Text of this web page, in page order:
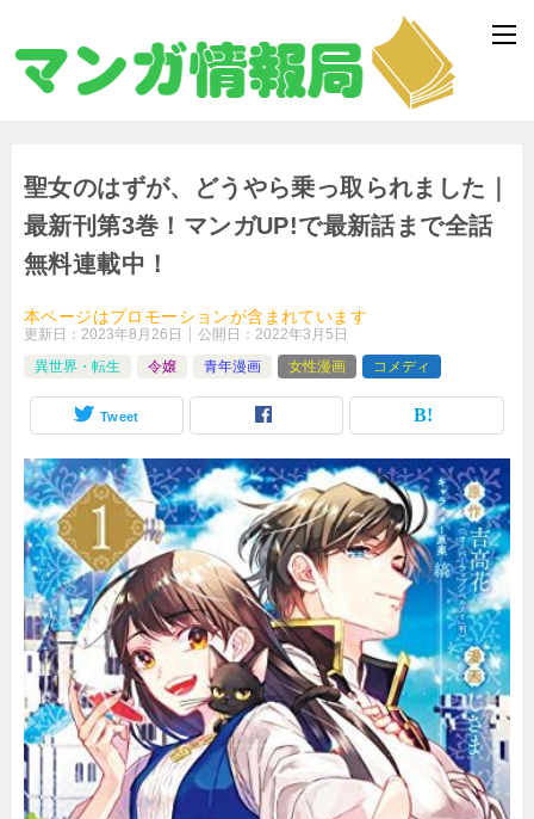
聖女のはずが、どうやら乗っ取られました｜
最新刊第3巻！マンガUP!で最新話まで全話
無料連載中！
本ページはプロモーションが含まれています
更新日： 2023年8月26日 公開日： 2022年3月5日
異世界・転生
令嬢 青年漫画 女性漫画 コメディ
Tweet